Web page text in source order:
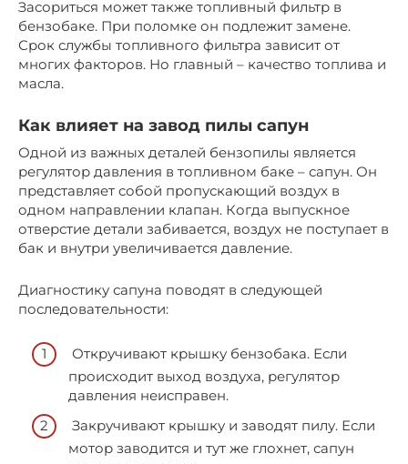
Засориться может также топливный фильтр в
бензобаке. При поломке он подлежит замене.
Срок службы топливного фильтра зависит от
многих факторов. Но главный – качество топлива и
масла.
Как влияет на завод пилы сапун
Одной из важных деталей бензопилы является
регулятор давления в топливном баке – сапун. Он
представляет собой пропускающий воздух в
одном направлении клапан. Когда выпускное
отверстие детали забивается, воздух не поступает в
бак и внутри увеличивается давление.
Диагностику сапуна поводят в следующей
последовательности:
Откручивают крышку бензобака. Если
происходит выход воздуха, регулятор
давления неисправен.
Закручивают крышку и заводят пилу. Если
мотор заводится и тут же глохнет, сапун